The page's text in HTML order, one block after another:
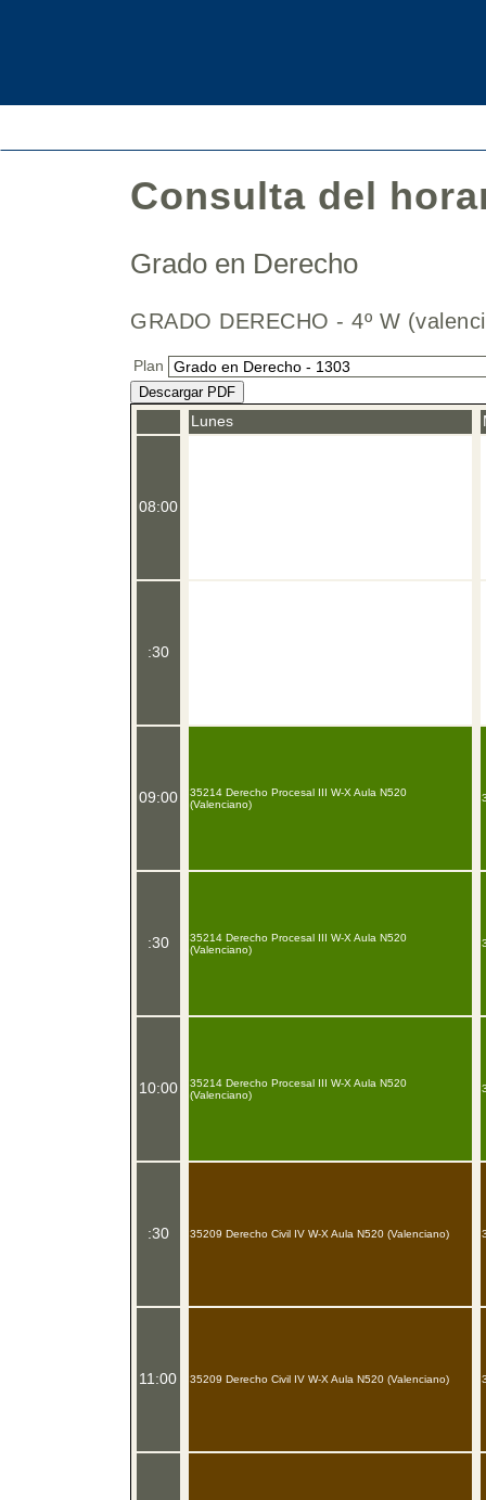
Consulta del
Grado en Derecho
GRADO DERECHO - 4º W
Plan
Descargar PDF
08:00
:30
09:00
:30
10:00
:30
11:00
Lunes
35214 Derecho Procesal III W-X Aula N520
(Valenciano)
35214 Derecho Procesal III W-X Aula N520
(Valenciano)
35214 Derecho Procesal III W-X Aula N520
(Valenciano)
35209 Derecho Civil IV W-X Aula N520 (Valenciano)
35209 Derecho Civil IV W-X Aula N520 (Valenciano)